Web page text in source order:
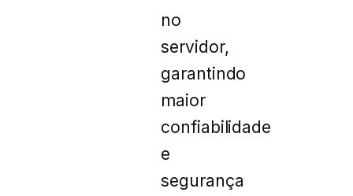
no
servidor,
garantindo
maior
confiabilidade
e
segurança